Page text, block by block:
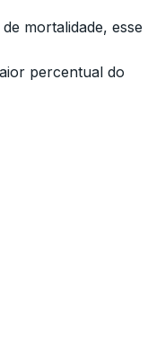
mortalidade, esse
percentual do